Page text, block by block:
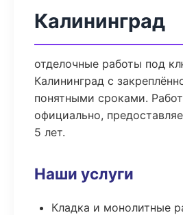
Калининград
отделочные работы под
Калининград с
понятными сроками.
официально,
5 лет.
Наши услуги
Кладка и монолитные